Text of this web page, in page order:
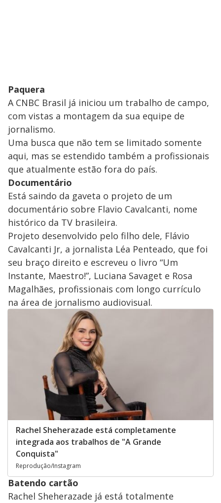
Paquera
A CNBC Brasil já iniciou um trabalho de campo,
com vistas a montagem da sua equipe de
jornalismo.
Uma busca que não tem se limitado somente
aqui, mas se estendido também a profissionais
que atualmente estão fora do país.
Documentário
Está saindo da gaveta o projeto de um
documentário sobre Flavio Cavalcanti, nome
histórico da TV brasileira.
Projeto desenvolvido pelo filho dele, Flávio
Cavalcanti Jr, a jornalista Léa Penteado, que foi
seu braço direito e escreveu o livro “Um
Instante, Maestro!”, Luciana Savaget e Rosa
Magalhães, profissionais com longo currículo
na área de jornalismo audiovisual.
Rachel Sheherazade está completamente
integrada aos trabalhos de "A Grande
Conquista"
Reprodução/Instagram
Batendo cartão
Rachel Sheherazade já está totalmente